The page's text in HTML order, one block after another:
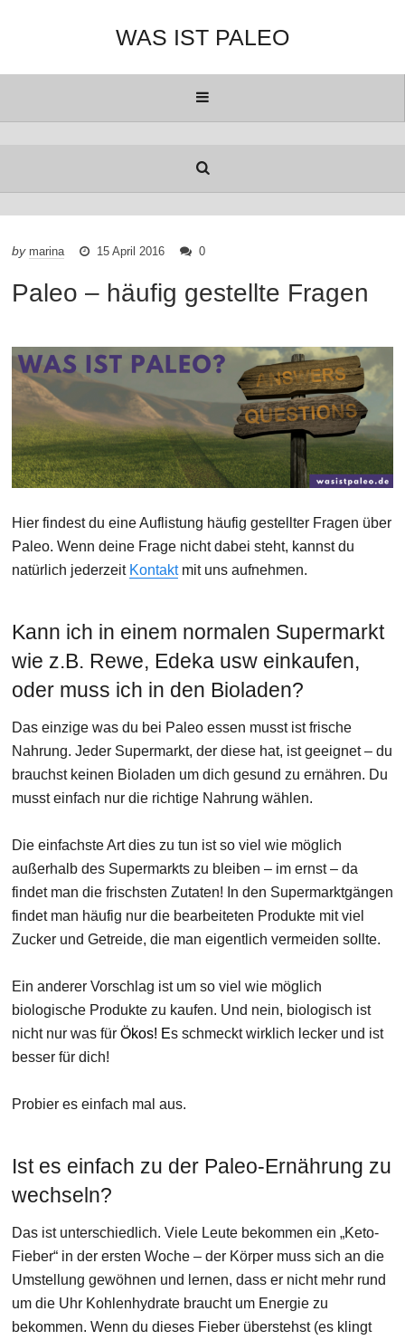
WAS IST PALEO
by marina 15 April 2016 0
Paleo – häufig gestellte Fragen
Hier findest du eine Auflistung häufig gestellter Fragen über
Paleo. Wenn deine Frage nicht dabei steht, kannst du
natürlich jederzeit Kontaktmit uns aufnehmen.
Kann ich in einem normalen Supermarkt
wie z.B. Rewe, Edeka usw einkaufen,
oder muss ich in den Bioladen?
Das einzige was du bei Paleo essen musst ist frische
Nahrung. Jeder Supermarkt, der diese hat, ist geeignet – du
brauchst keinen Bioladen um dich gesund zu ernähren. Du
musst einfach nur die richtige Nahrung wählen.
Die einfachste Art dies zu tun ist so viel wie möglich
außerhalb des Supermarkts zu bleiben – im ernst – da
findet man die frischsten Zutaten! In den Supermarktgängen
findet man häufig nur die bearbeiteten Produkte mit viel
Zucker und Getreide, die man eigentlich vermeiden sollte.
Ein anderer Vorschlag ist um so viel wie möglich
biologische Produkte zu kaufen. Und nein, biologisch ist
nicht nur was für Ökos! Es schmeckt wirklich lecker und ist
besser für dich!
Probier es einfach mal aus.
Ist es einfach zu der Paleo-Ernährung zu
wechseln?
Das ist unterschiedlich. Viele Leute bekommen ein „Keto-
Fieber“ in der ersten Woche – der Körper muss sich an die
Umstellung gewöhnen und lernen, dass er nicht mehr rund
um die Uhr Kohlenhydrate braucht um Energie zu
bekommen. Wenn du dieses Fieber überstehst (es klingt